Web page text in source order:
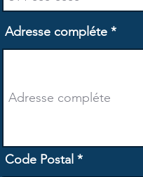
Adresse compléte
Code Postal